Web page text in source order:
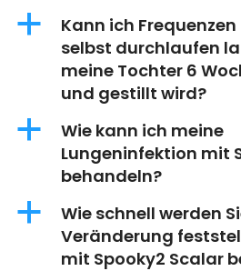
a
Kann ich
selbst durchlaufen
meine Tochter 6
und gestillt wird?
a
Wie kann ich meine
Lungeninfektion mit
behandeln?
a
Wie schnell werden
Veränderung
mit Spooky2 Scalar